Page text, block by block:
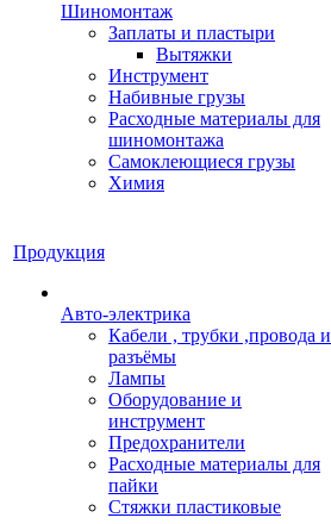
Шиномонтаж
Заплаты и пластыри
Вытяжки
Инструмент
Набивные грузы
Расходные материалы для
шиномонтажа
Самоклеющиеся грузы
Химия
Продукция
Авто-электрика
Кабели , трубки ,провода и
разъёмы
Лампы
Оборудование и
инструмент
Предохранители
Расходные материалы для
пайки
Стяжки пластиковые